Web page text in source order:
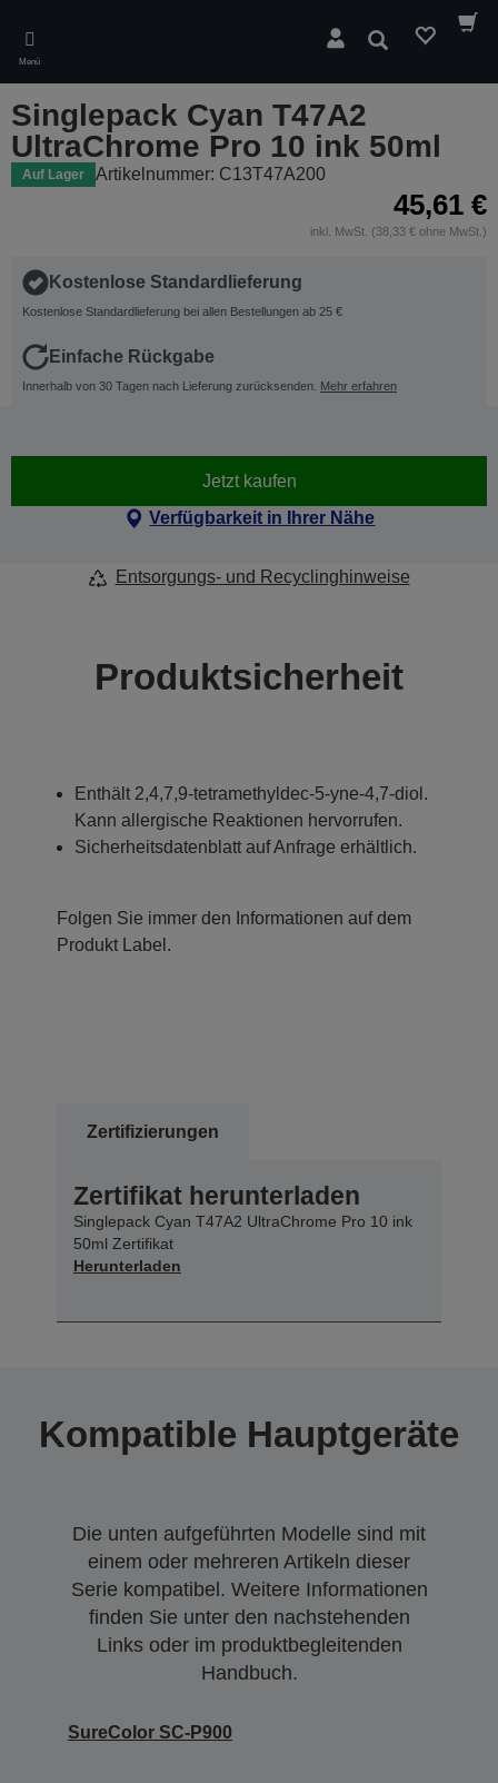
main
content
Menü
Suchen
Singlepack Cyan T47A2
UltraChrome Pro 10 ink 50ml
Auf Lager Artikelnummer: C13T47A200
45,61 €
inkl. MwSt. (38,33 € ohne MwSt.)
Kostenlose Standardlieferung
Kostenlose Standardlieferung bei allen Bestellungen ab 25 €
Einfache Rückgabe
Innerhalb von 30 Tagen nach Lieferung zurücksenden. Mehr erfahren
Jetzt kaufen
Verfügbarkeit in Ihrer Nähe
Entsorgungs- und Recyclinghinweise
Produktsicherheit
Enthält 2,4,7,9-tetramethyldec-5-yne-4,7-diol.
Kann allergische Reaktionen hervorrufen.
Sicherheitsdatenblatt auf Anfrage erhältlich.
Folgen Sie immer den Informationen auf dem
Produkt Label.
Zertifizierungen
Zertifikat herunterladen
Singlepack Cyan T47A2 UltraChrome Pro 10 ink
50ml Zertifikat
Herunterladen
Kompatible Hauptgeräte
Die unten aufgeführten Modelle sind mit
einem oder mehreren Artikeln dieser
Serie kompatibel. Weitere Informationen
finden Sie unter den nachstehenden
Links oder im produktbegleitenden
Handbuch.
SureColor SC-P900